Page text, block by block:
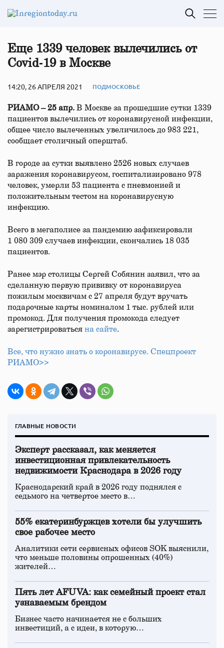
Еще 1339 человек вылечились от
Covid‑19 в Москве
14:20, 26 АПРЕЛЯ 2021 ПОДМОСКОВЬЕ
РИАМО – 25 апр. В Москве за прошедшие сутки 1339
пациентов вылечились от коронавирусной инфекции,
общее число вылеченных увеличилось до 983 221,
сообщает столичный оперштаб.
В городе за сутки выявлено 2526 новых случаев
заражения коронавирусом, госпитализировано 978
человек, умерли 53 пациента с пневмонией и
положительным тестом на коронавирусную
инфекцию.
Всего в мегаполисе за пандемию зафиксировали
1 080 309 случаев инфекции, скончались 18 035
пациентов.
Ранее мэр столицы Сергей Собянин заявил, что за
сделанную первую прививку от коронавируса
пожилым москвичам с 27 апреля будут вручать
подарочные карты номиналом 1 тыс. рублей или
промокод. Для получения промокода следует
зарегистрироваться на сайте.
Все, что нужно знать о коронавирусе. Спецпроект
РИАМО>>
ГЛАВНЫЕ НОВОСТИ
Эксперт рассказал, как меняется
инвестиционная привлекательность
недвижимости Краснодара в 2026 году
Краснодарский край в 2026 году поднялся с
седьмого на четвертое место в…
55% екатеринбуржцев хотели бы улучшить
свое рабочее место
Аналитики сети сервисных офисов SOK выяснили,
что меньше половины опрошенных (40%)
жителей…
Пять лет AFUVA: как семейный проект стал
узнаваемым брендом
Бизнес часто начинается не с больших
инвестиций, а с идеи, в которую…